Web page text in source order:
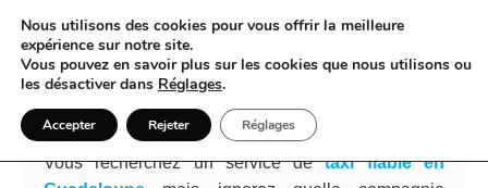
Découvrez La Guadeloupe en Taxi
comme jamais auparavant
Vous recherchez un service detaxi fiable en
Nous utilisons des cookies pour vous offrir la meilleure
expérience sur notre site.
Vous pouvez en savoir plus sur les cookies que nous utilisons ou
les désactiver dans Réglages.
Accepter Rejeter Réglages